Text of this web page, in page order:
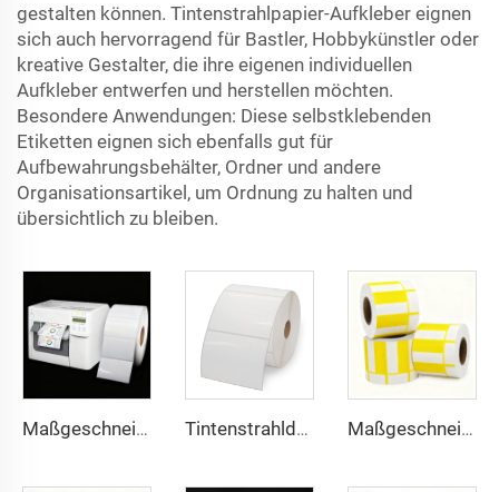
gestalten können. Tintenstrahlpapier-Aufkleber eignen
sich auch hervorragend für Bastler, Hobbykünstler oder
kreative Gestalter, die ihre eigenen individuellen
Aufkleber entwerfen und herstellen möchten.
Besondere Anwendungen: Diese selbstklebenden
Etiketten eignen sich ebenfalls gut für
Aufbewahrungsbehälter, Ordner und andere
Organisationsartikel, um Ordnung zu halten und
übersichtlich zu bleiben.
Maßgeschneiderte, durchgehende Hochglanz-Matt-Syntheseklebeetikette aus Inkjet-Papier, Rolle, 102 mm, 216 mm, Inkjet-Aufkleber Tintenstrahldruck BOPP-Folie Weiße BOPP-Etiketten PP-Aufkleber Synthetisches Papier Tiefkühl-Aufkleber Maßgeschneidertes Farb-Barcode-Preisetikett Thermo-Preisschild Thermodeckpappe für Supermarkt